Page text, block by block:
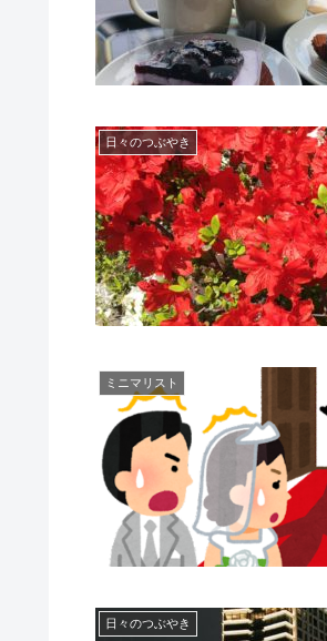
日々のつぶやき
ミニマリスト
日々のつぶやき